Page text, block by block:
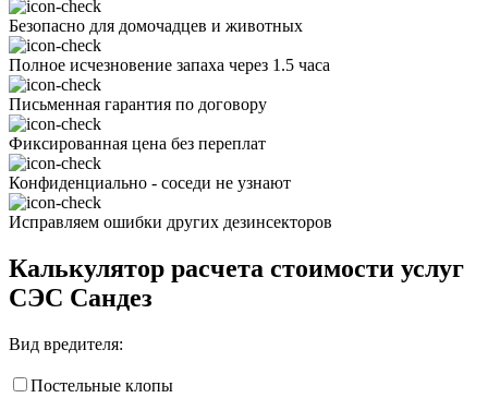
Безопасно для домочадцев и животных
Полное исчезновение запаха через 1.5 часа
Письменная гарантия по договору
Фиксированная цена без переплат
Конфиденциально - соседи не узнают
Исправляем ошибки других дезинсекторов
Калькулятор расчета стоимости услуг
СЭС Сандез
Вид вредителя:
Постельные клопы